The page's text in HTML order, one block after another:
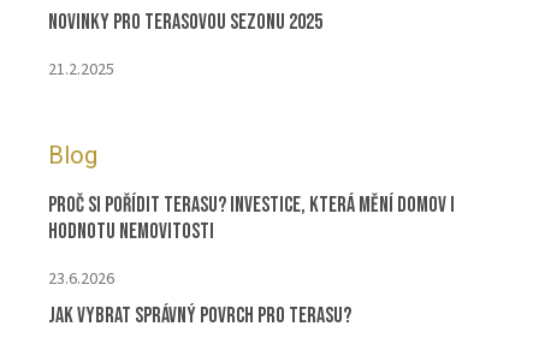
Novinky pro terasovou sezonu 2025
21.2.2025
Blog
Proč si pořídit terasu? Investice, která mění domov i
hodnotu nemovitosti
23.6.2026
Jak vybrat správný povrch pro terasu?